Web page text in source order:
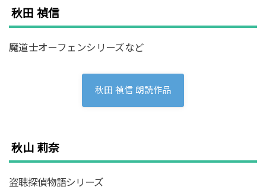
秋田 禎信
魔道士オーフェンシリーズなど
秋田 禎信 朗読作品
秋山 莉奈
盗聴探偵物語シリーズ